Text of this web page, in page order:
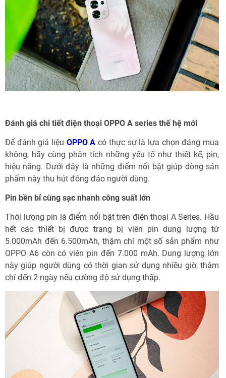
Đánh giá chi tiết điện thoại OPPO A series thế hệ mới
Để đánh giá liệu OPPO A có thực sự là lựa chọn đáng mua
không, hãy cùng phân tích những yếu tố như thiết kế, pin,
hiệu năng. Dưới đây là những điểm nổi bật giúp dòng sản
phẩm này thu hút đông đảo người dùng.
Pin bền bỉ cùng sạc nhanh công suất lớn
Thời lượng pin là điểm nổi bật trên điện thoại A Series. Hầu
hết các thiết bị được trang bị viên pin dung lượng từ
5.000mAh đến 6.500mAh, thậm chí một số sản phẩm như
OPPO A6 còn có viên pin đến 7.000 mAh. Dung lượng lớn
này giúp người dùng có thời gian sử dụng nhiều giờ, thậm
chí đến 2 ngày nếu cường độ sử dụng thấp.